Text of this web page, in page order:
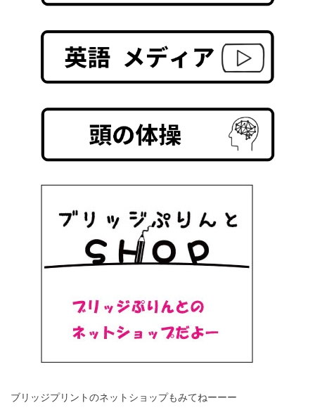
ブリッジプリントのネットショップもみてねーーー